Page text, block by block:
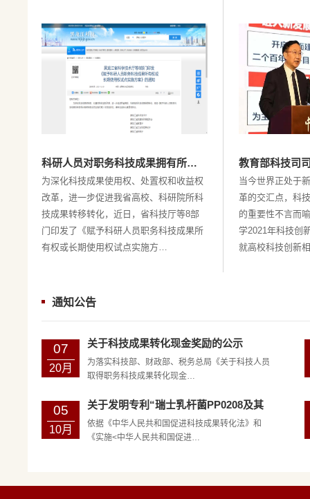
科研人员对职务科技成果拥有所…
为深化科技成果使用权、处置权和收益权
改革，进一步促进我省高校、科研院所科
技成果转移转化，近日，省科技厅等8部
门印发了《赋予科研人员职务科技成果所
有权或长期使用权试点实施方…
教育部科技司
当今世界正处于
革的交汇点，科
的重要性不言而
学2021年科技创
就高校科技创新
通知公告
07
20月
关于科技成果转化现金奖励的公示
为落实科技部、财政部、税务总局《关于科技人员
取得职务科技成果转化现金…
05
10月
关于发明专利“瑞士乳杆菌PP0208及其
在…
依据《中华人民共和国促进科技成果转化法》和
《实施<中华人民共和国促进…